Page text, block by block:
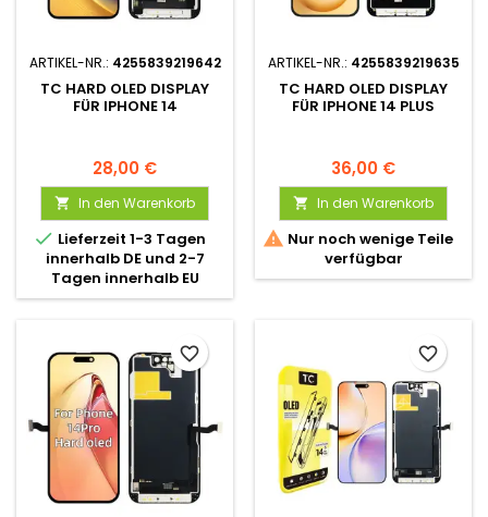
ARTIKEL-NR.: 4255839219642
TC HARD OLED DISPLAY
FÜR IPHONE 14
28,00 €
 In den Warenkorb
 Lieferzeit 1-3 Tagen
innerhalb DE und 2-7
Tagen innerhalb EU
ARTIKEL-NR.: 4255839219635
TC HARD OLED DISPLAY
FÜR IPHONE 14 PLUS
36,00 €
 In den Warenkorb
 Nur noch wenige Teile
verfügbar
favorite_border favorite_border